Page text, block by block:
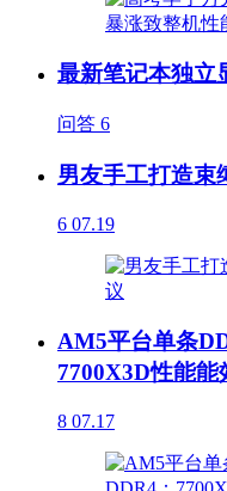
最新笔记本独立
问答 6
男友手工打造束
6 07.19
AM5平台单条
7700X3D性能能
8 07.17